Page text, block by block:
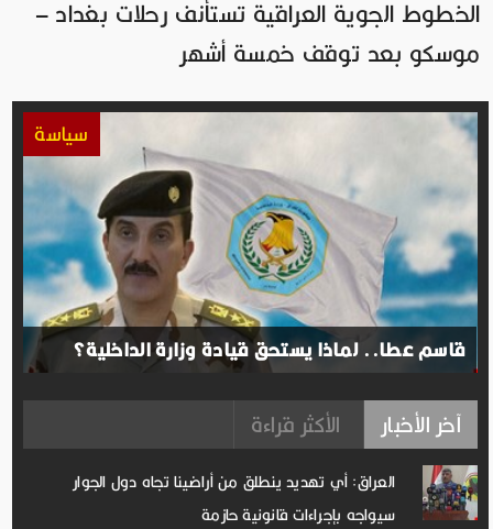
الخطوط الجوية العراقية تستأنف رحلات بغداد –
موسكو بعد توقف خمسة أشهر
سياسة
قاسم عطا.. لماذا يستحق قيادة وزارة الداخلية؟
آخر الأخبار الأكثر قراءة
العراق: أي تهديد ينطلق من أراضينا تجاه دول الجوار
سيواجه بإجراءات قانونية حازمة